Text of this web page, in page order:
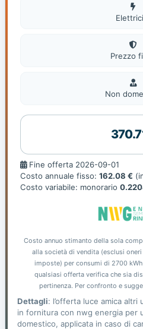
Prezzo
Non
Fine
offerta
Fine offerta 2026-09-01
Costo annuale fisso: 162.08 €
Costo variabile: monorario
Costo annuo stimanto della sola
alla società di vendita (esclusi
imposte) per consumi di 2700
qualsiasi offerta verifica che sia
pertinenza. Per confronto e
Dettagli: l’offerta luce amica
in fornitura con nwg energia per
domestico, applicata in caso di